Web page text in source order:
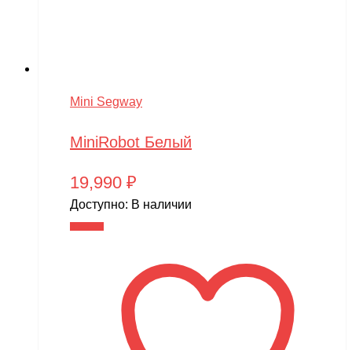
Mini Segway
MiniRobot Белый
19,990 ₽
Доступно: В наличии